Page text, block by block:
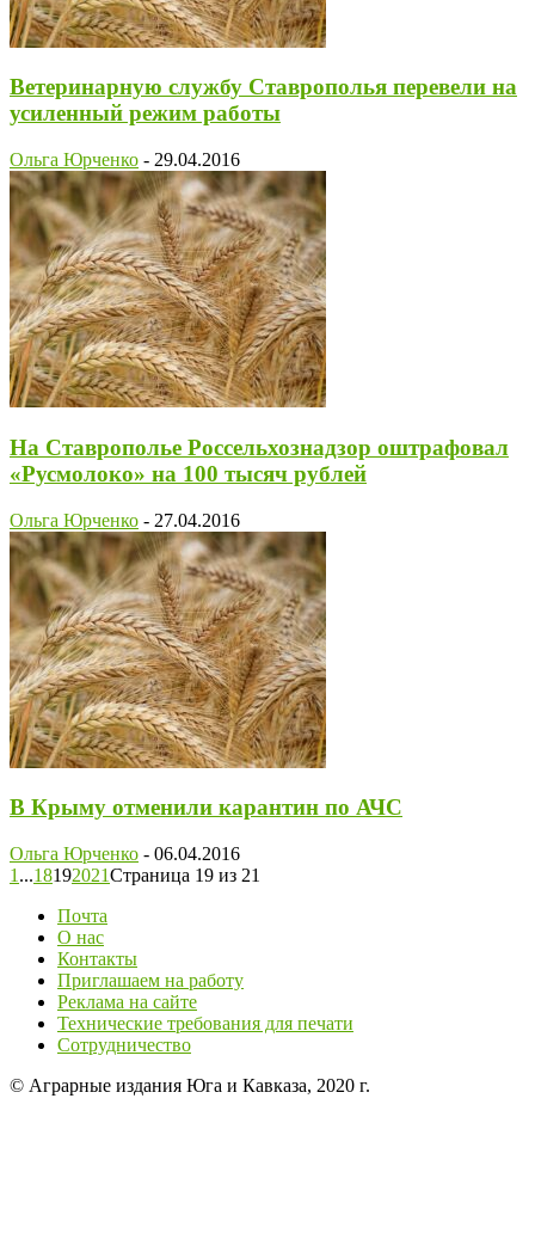
Ветеринарную службу Ставрополья перевели на
усиленный режим работы
Ольга Юрченко - 29.04.2016
На Ставрополье Россельхознадзор оштрафовал
«Русмолоко» на 100 тысяч рублей
Ольга Юрченко - 27.04.2016
В Крыму отменили карантин по АЧС
Ольга Юрченко - 06.04.2016
1 ...18192021Страница 19 из 21
Почта
О нас
Контакты
Приглашаем на работу
Реклама на сайте
Технические требования для печати
Сотрудничество
© Аграрные издания Юга и Кавказа, 2020 г.